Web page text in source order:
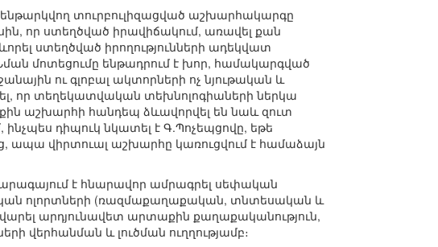
ենթարկվող տուրբուլիզացված աշխարհակարգը
որ ստեղծված իրավիճակում, առավել քան
ստեղծված իրողությունների ադեկվատ
մոտեցումը ենթադրում է խոր, համակարգված
ու գլոբալ ակտորների ոչ նյութական և
որ տեղեկատվական տեխնոլոգիաների ներկա
աշխարհի հանդեպ ձևավորվել են նաև զուտ
դիպուկ նկատել է Գ.Պոչեպցովը, եթե
ապա վիրտուալ աշխարհը կառուցվում է համաձայն
է հնարավոր ամրագրել սեփական
ոլորտների (ռազմաքաղաքական, տնտեսական և
վարել արդյունավետ արտաքին քաղաքականություն,
վերհանման և լուծման ուղղությամբ։